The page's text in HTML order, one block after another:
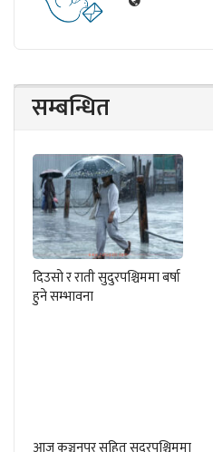
सम्बन्धित
दिउसो र राती सुदुरपश्चिममा बर्षा
हुने सम्भावना